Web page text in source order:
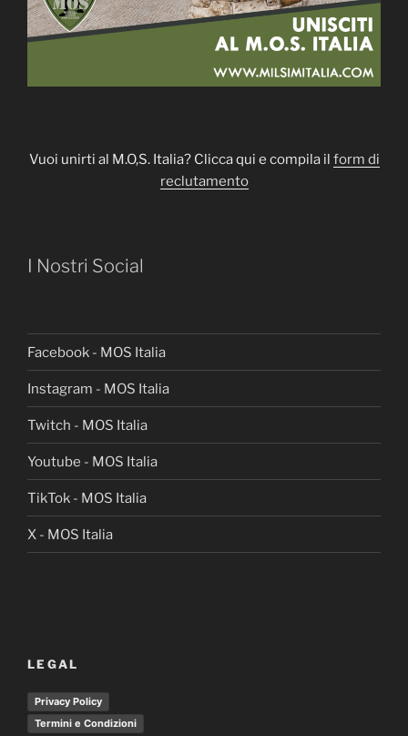
Vuoi unirti al M.O,S. Italia? Clicca qui e compila il form di
reclutamento
I Nostri Social
Facebook - MOS Italia
Instagram - MOS Italia
Twitch - MOS Italia
Youtube - MOS Italia
TikTok - MOS Italia
X - MOS Italia
LEGAL
Privacy Policy
Termini e Condizioni